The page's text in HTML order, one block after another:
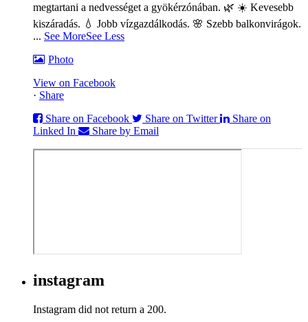
megtartani a nedvességet a gyökérzónában. 🌿 ☀️ Kevesebb
kiszáradás. 💧 Jobb vízgazdálkodás. 🌸 Szebb balkonvirágok.
... See MoreSee Less
Photo
View on Facebook
· Share
Share on Facebook
Share on Twitter
Share on
Linked In
Share by Email
instagram
Instagram did not return a 200.